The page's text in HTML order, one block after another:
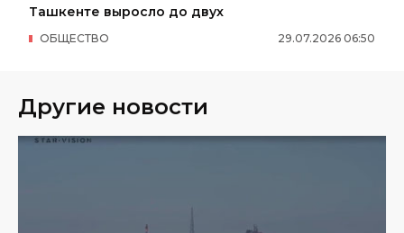
Ташкенте выросло до двух
29.07.2026 06:50
ОБЩЕСТВО
Другие новости